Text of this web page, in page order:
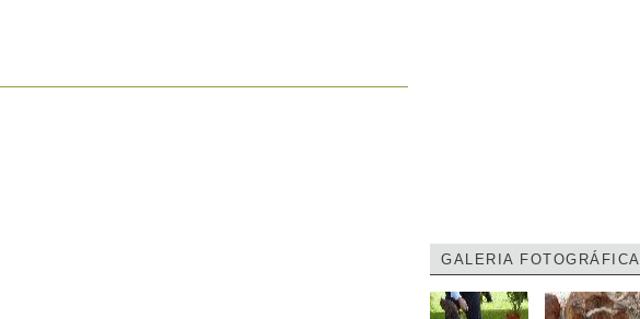
GALERIA FOTOGRÁFICA